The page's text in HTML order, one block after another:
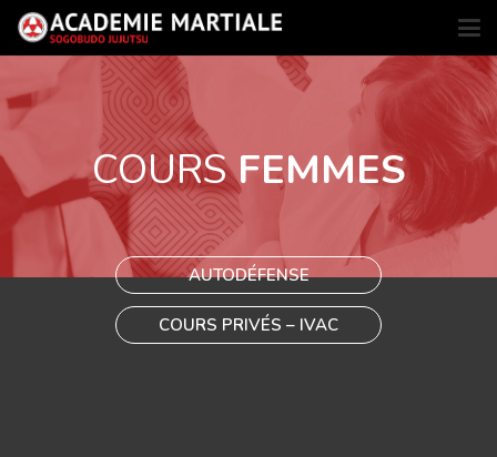
COURSFEMMES
AUTODÉFENSE
COURS PRIVÉS – IVAC